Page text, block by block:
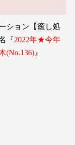
ション【癒し処
『2022年★今年
(No.136)』